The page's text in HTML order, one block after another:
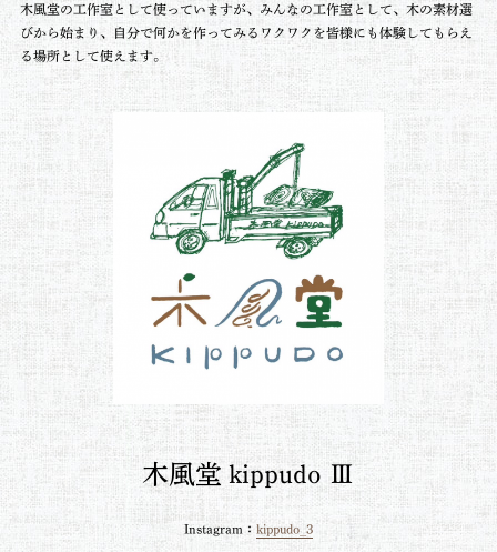
木風堂の工作室として使っていますが、みんなの工作室として、木の素材選
びから始まり、自分で何かを作ってみるワクワクを皆様にも体験してもらえ
る場所として使えます。
木風堂 kippudo Ⅲ
Instagram： kippudo_3